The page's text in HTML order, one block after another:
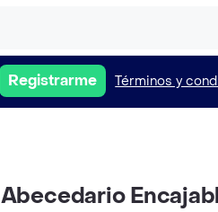
Registrarme Términos y
Abecedario